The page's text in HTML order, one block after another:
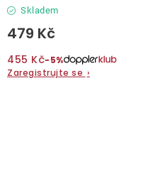
Skladem
479 Kč
455 Kč−5%
Zaregistrujte se ›